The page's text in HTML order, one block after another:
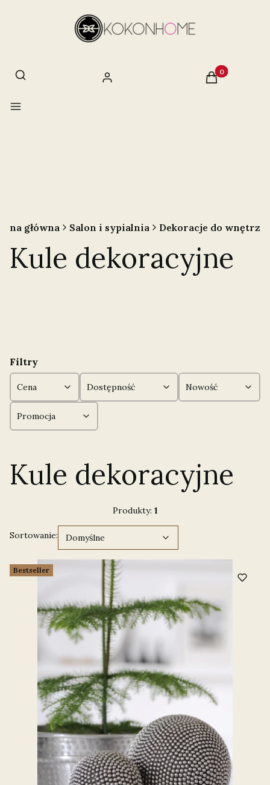
Otwórz wyszukiwarkę
Szukaj Zaloguj się Produkty w
Koszyk
Menu
główna Salon i sypialnia Dekoracje do wnętrz
Kule dekoracyjne
Filtry
Cena Dostępność Nowość
Promocja
Kule dekoracyjne
Produkty: 1
Lista produktów
Sortowanie: Domyślne
Domyślne
Bestseller